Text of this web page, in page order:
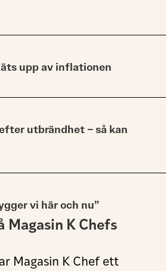
upp av inflationen
utbrändhet – så kan
vi här och nu”
Magasin K Chefs
Magasin K Chef ett